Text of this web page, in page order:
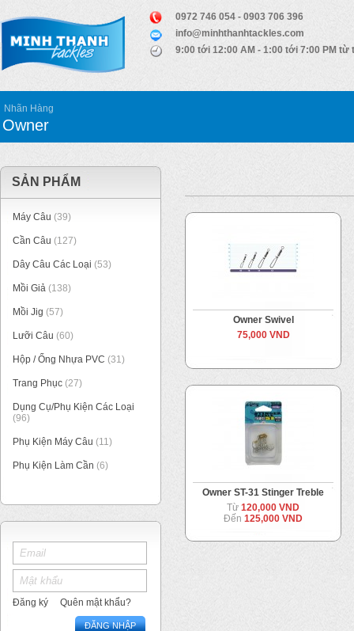
0972 746 054 - 0903 706 396
info@minhthanhtackles.com
9:00 tới 12:00 AM - 1:00 tới 7:00 PM từ
Nhãn Hàng
Owner
SẢN PHẨM
Máy Câu (39)
Cần Câu (127)
Dây Câu Các Loại (53)
Mồi Giả (138)
Mồi Jig (57)
Lưỡi Câu (60)
Hộp / Ống Nhựa PVC (31)
Trang Phục (27)
Dụng Cụ/Phụ Kiện Các Loại
(96)
Phụ Kiện Máy Câu (11)
Phụ Kiện Làm Cần (6)
Đăng ký Quên mật khẩu?
ĐĂNG NHẬP
Owner Swivel
75,000 VND
Owner ST-31 Stinger Treble
Từ 120,000 VND
Đến 125,000 VND